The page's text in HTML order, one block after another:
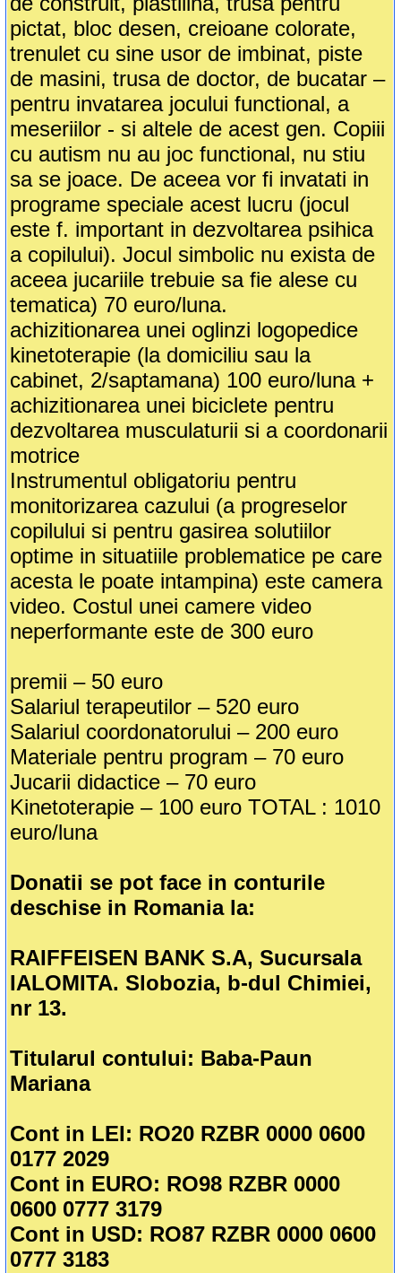
pictat, bloc desen, creioane colorate,
trenulet cu sine usor de imbinat, piste
de masini, trusa de doctor, de bucatar –
pentru invatarea jocului functional, a
meseriilor - si altele de acest gen. Copiii
cu autism nu au joc functional, nu stiu
sa se joace. De aceea vor fi invatati in
programe speciale acest lucru (jocul
este f. important in dezvoltarea psihica
a copilului). Jocul simbolic nu exista de
aceea jucariile trebuie sa fie alese cu
tematica) 70 euro/luna.
achizitionarea unei oglinzi logopedice
kinetoterapie (la domiciliu sau la
cabinet, 2/saptamana) 100 euro/luna +
achizitionarea unei biciclete pentru
dezvoltarea musculaturii si a coordonarii
motrice
Instrumentul obligatoriu pentru
monitorizarea cazului (a progreselor
copilului si pentru gasirea solutiilor
optime in situatiile problematice pe care
acesta le poate intampina) este camera
video. Costul unei camere video
neperformante este de 300 euro
premii – 50 euro
Salariul terapeutilor – 520 euro
Salariul coordonatorului – 200 euro
Materiale pentru program – 70 euro
Jucarii didactice – 70 euro
Kinetoterapie – 100 euro TOTAL : 1010
euro/luna
Donatii se pot face in conturile
deschise in Romania la:
RAIFFEISEN BANK S.A, Sucursala
IALOMITA. Slobozia, b-dul Chimiei,
nr 13.
Titularul contului: Baba-Paun
Mariana
Cont in LEI: RO20 RZBR 0000 0600
0177 2029
Cont in EURO: RO98 RZBR 0000
0600 0777 3179
Cont in USD: RO87 RZBR 0000 0600
0777 3183